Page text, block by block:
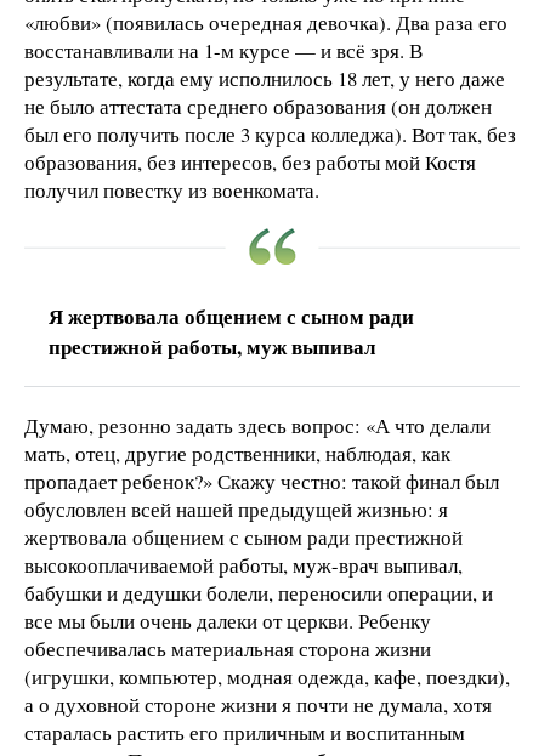
«любви» (появилась очередная девочка). Два раза его
восстанавливали на 1-м курсе — и всё зря. В
результате, когда ему исполнилось 18 лет, у него даже
не было аттестата среднего образования (он должен
был его получить после 3 курса колледжа). Вот так, без
образования, без интересов, без работы мой Костя
получил повестку из военкомата.
Я жертвовала общением с сыном ради
престижной работы, муж выпивал
Думаю, резонно задать здесь вопрос: «А что делали
мать, отец, другие родственники, наблюдая, как
пропадает ребенок?» Скажу честно: такой финал был
обусловлен всей нашей предыдущей жизнью: я
жертвовала общением с сыном ради престижной
высокооплачиваемой работы, муж-врач выпивал,
бабушки и дедушки болели, переносили операции, и
все мы были очень далеки от церкви. Ребенку
обеспечивалась материальная сторона жизни
(игрушки, компьютер, модная одежда, кафе, поездки),
а о духовной стороне жизни я почти не думала, хотя
старалась растить его приличным и воспитанным